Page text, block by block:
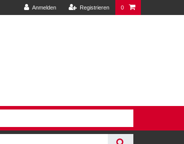
Anmelden Registrieren 0